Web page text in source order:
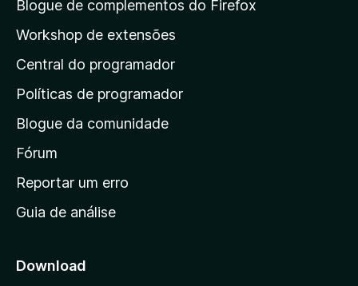
á
g
i
a
i
n
c
a
Blogue de complementos do Firefox
Workshop de extensões
Central do programador
Políticas de programador
Blogue da comunidade
Fórum
Reportar um erro
Guia de análise
Download